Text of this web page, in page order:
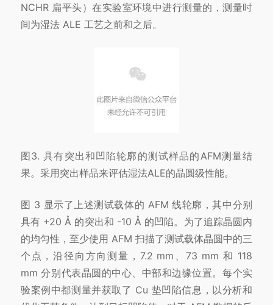
NCHR 扁平头）在实验室环境中进行测量的，测量时
间为湿法 ALE 工艺之前和之后。
图3. 具有突出和凹陷轮廓的测试样品的AFM测量结
果。采用突出样品来评估湿法ALE的晶圆级性能。
图 3 显示了上述测试载体的 AFM 线轮廓，其中分别
具有 +20 Å 的突出和 -10 Å 的凹陷。为了追踪晶圆内
的均匀性，至少使用 AFM 扫描了测试载体晶圆中的三
个点，沿径向方向测量，7.2 mm、73 mm 和 118
mm 分别代表晶圆的中心、中部和边缘位置。每个实
验案例中都测量并获取了 Cu 垫凹陷信息，以分析和